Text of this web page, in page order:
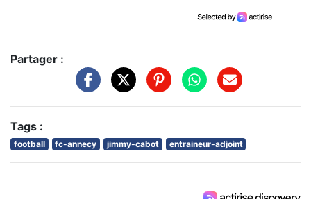
Partager :
Tags :
football fc-annecy jimmy-cabot entraineur-adjoint